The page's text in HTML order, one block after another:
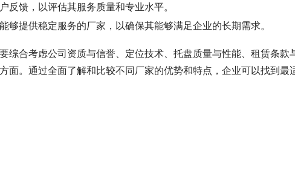
反馈，以评估其服务质量和专业水平。
够提供稳定服务的厂家，以确保其能够满足企业的长期需求。
综合考虑公司资质与信誉、定位技术、托盘质量与性能、租赁条款
面。通过全面了解和比较不同厂家的优势和特点，企业可以找到最